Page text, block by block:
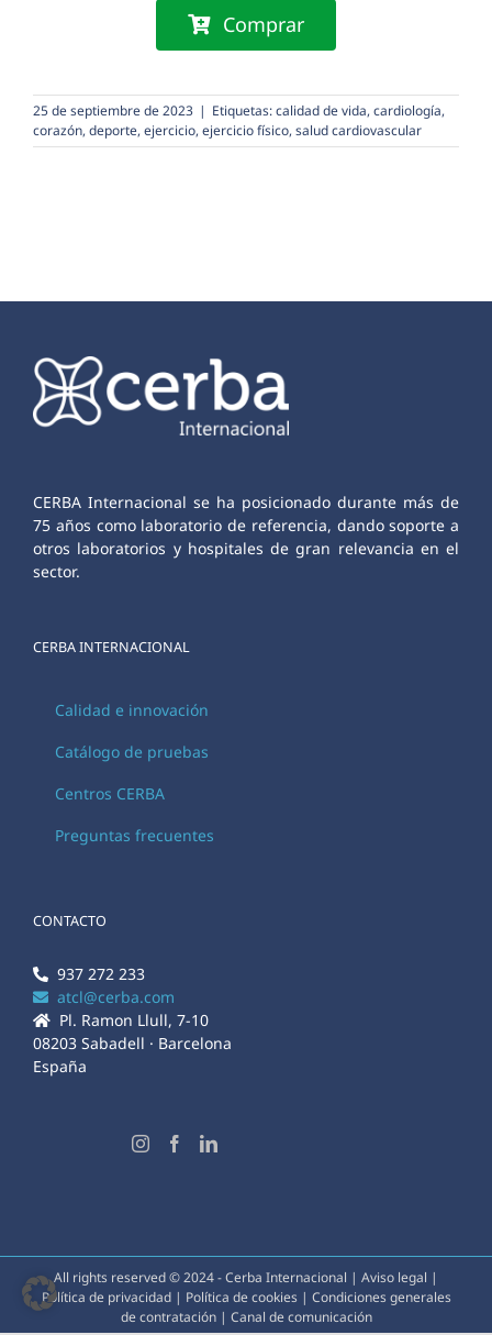
Comprar
25 de septiembre de 2023 | Etiquetas:calidad de vida, cardiología,
corazón, deporte, ejercicio, ejercicio físico, salud cardiovascular
CERBA Internacional se ha posicionado durante más de
75 años como laboratorio de referencia, dando soporte a
otros laboratorios y hospitales de gran relevancia en el
sector.
CERBA INTERNACIONAL
Calidad e innovación
Catálogo de pruebas
Centros CERBA
Preguntas frecuentes
CONTACTO
937 272 233
atcl@cerba.com
Pl. Ramon Llull, 7-10
08203 Sabadell · Barcelona
España
All rights reserved © 2024 - Cerba Internacional | Aviso legal |
Política de privacidad | Política de cookies | Condiciones generales
de contratación| Canal de comunicación